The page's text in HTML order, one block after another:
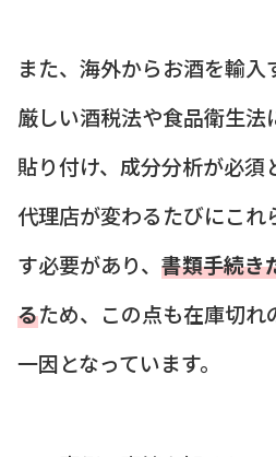
また、海外からお酒を輸入
厳しい酒税法や食品衛生法
貼り付け、成分分析が必須
代理店が変わるたびにこれ
す必要があり、 書類手続き
るため、この点も在庫切れ
一因となっています。